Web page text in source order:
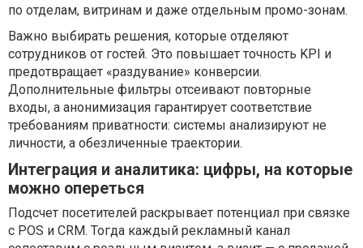
по отделам, витринам и даже отдельным промо-зонам.
Важно выбирать решения, которые отделяют
сотрудников от гостей. Это повышает точность KPI и
предотвращает «раздувание» конверсии.
Дополнительные фильтры отсеивают повторные
входы, а анонимизация гарантирует соответствие
требованиям приватности: системы анализируют не
личности, а обезличенные траектории.
Интеграция и аналитика: цифры, на которые
можно опереться
Подсчет посетителей раскрывает потенциал при связке
с POS и CRM. Тогда каждый рекламный канал